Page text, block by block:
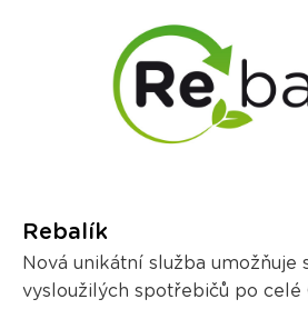
Rebalík
Nová unikátní služba umožňuje
vysloužilých spotřebičů po celé